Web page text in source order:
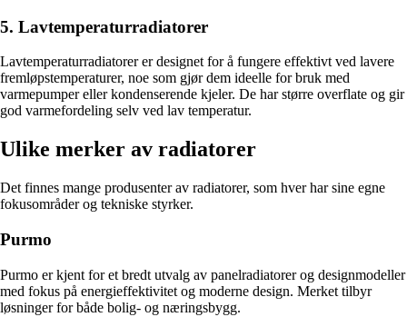
5. Lavtemperaturradiatorer
Lavtemperaturradiatorer er designet for å fungere effektivt ved lavere
fremløpstemperaturer, noe som gjør dem ideelle for bruk med
varmepumper eller kondenserende kjeler. De har større overflate og gir
god varmefordeling selv ved lav temperatur.
Ulike merker av radiatorer
Det finnes mange produsenter av radiatorer, som hver har sine egne
fokusområder og tekniske styrker.
Purmo
Purmo er kjent for et bredt utvalg av panelradiatorer og designmodeller
med fokus på energieffektivitet og moderne design. Merket tilbyr
løsninger for både bolig- og næringsbygg.